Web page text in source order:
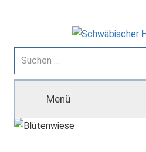
Inhalt
Schwäbischer
Heimatbund
Suchen
nach:
Menü